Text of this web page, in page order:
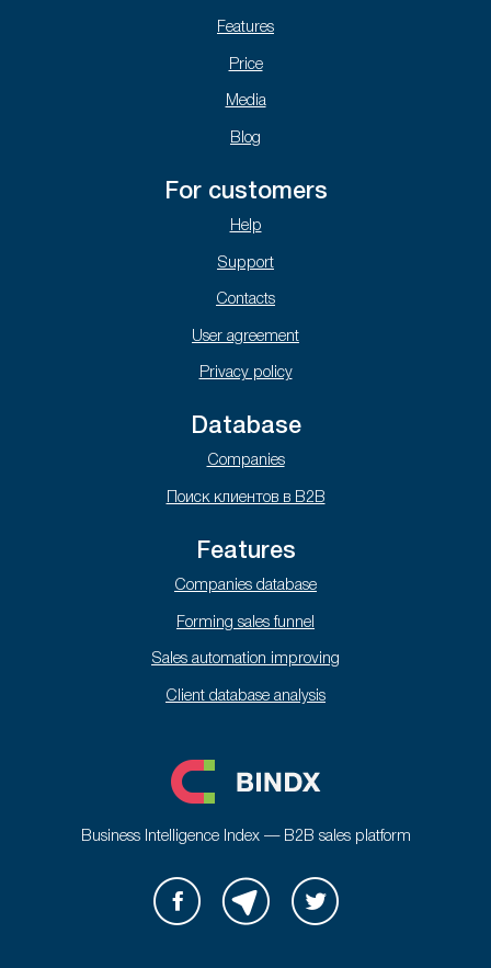
Features
Price
Media
Blog
For customers
Help
Support
Contacts
User agreement
Privacy policy
Database
Companies
Поиск клиентов в B2B
Features
Companies database
Forming sales funnel
Sales automation improving
Client database analysis
Business Intelligence Index — B2B sales platform